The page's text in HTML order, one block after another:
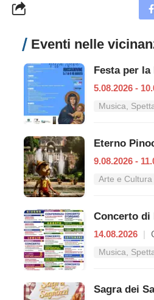
Eventi nelle
5.08.2026 -
9.08.2026 -
Arte e Cultura
Concerto di
14.08.2026 |
Sagra dei